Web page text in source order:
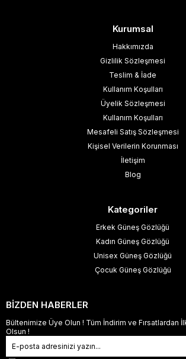
Kurumsal
Hakkımızda
Gizlilik Sözleşmesi
Teslim & İade
Kullanım Koşulları
Üyelik Sözleşmesi
Kullanım Koşulları
Mesafeli Satış Sözleşmesi
Kişisel Verilerin Korunması
İletişim
Blog
Kategoriler
Erkek Güneş Gözlüğü
Kadın Güneş Gözlüğü
Unisex Güneş Gözlüğü
Çocuk Güneş Gözlüğü
BİZDEN HABERLER
Bültenimize Üye Olun ! Tüm İndirim ve Fırsatlardan
Olsun !